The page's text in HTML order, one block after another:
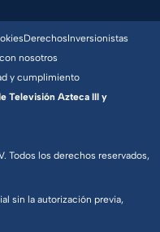
Todos los derechos reservados,
sin la autorización previa,
DerechosInversionistas
nosotros
y cumplimiento
Televisión Azteca III y